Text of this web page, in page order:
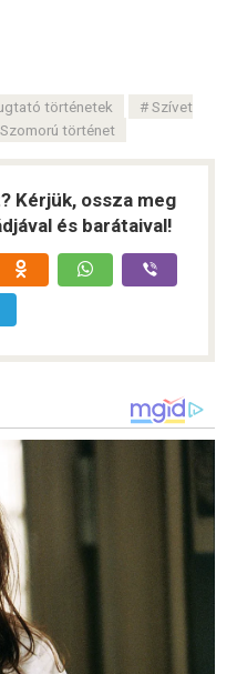
történetek
Szívet
Szomorú történet
Kérjük, ossza meg
és barátaival!